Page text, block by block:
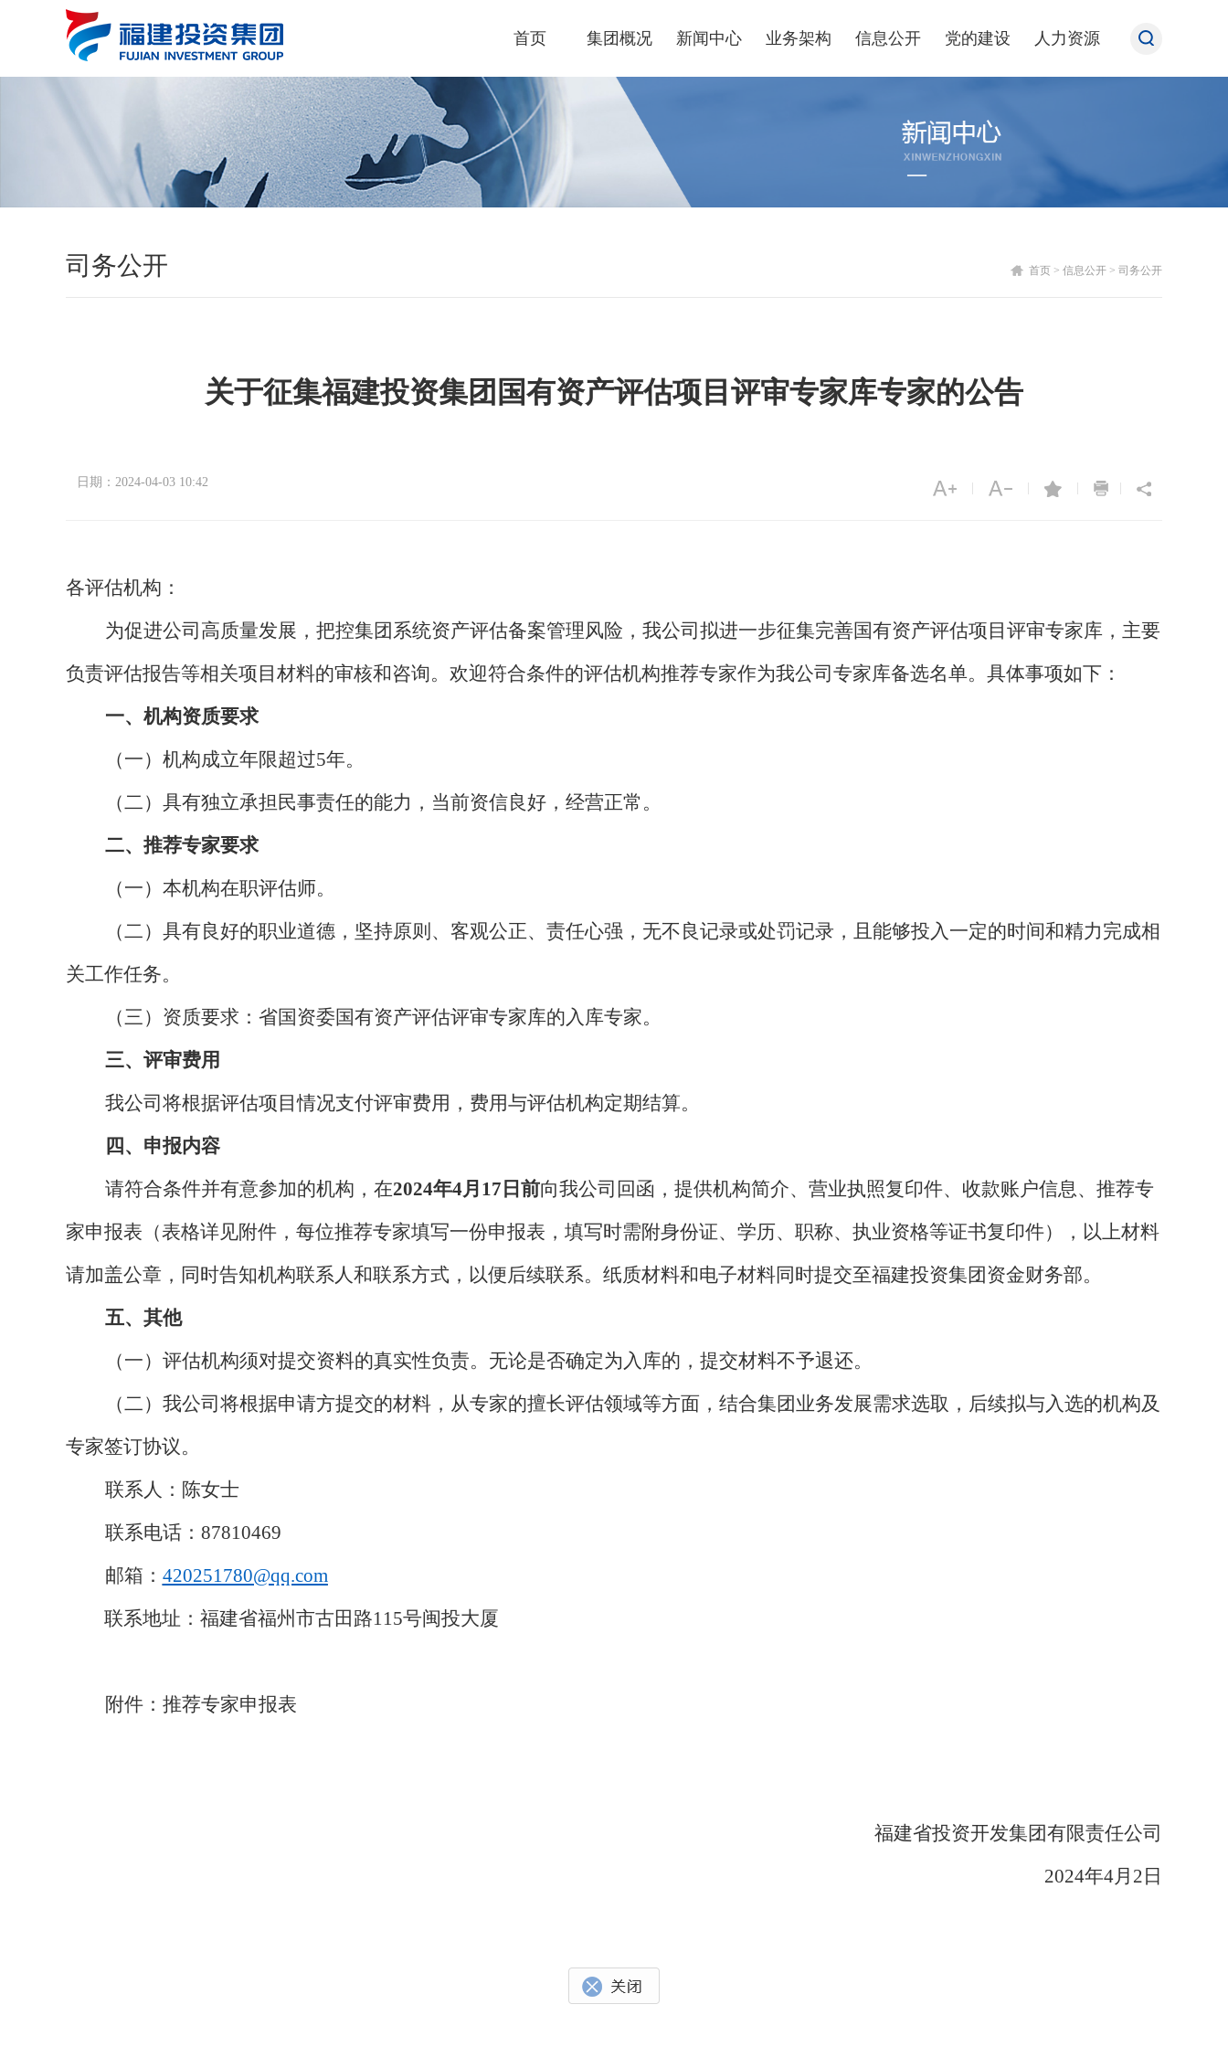
首页 集团概况 新闻中心 业务架构 信息公开 党的建设 人力资源
司务公开 首页 > 信息公开 > 司务公开
关于征集福建投资集团国有资产评估项目评审专家库专家的公告
日期：2024-04-03 10:42
各评估机构：
为促进公司高质量发展，把控集团系统资产评估备案管理风险，我公司拟进一步征集完善国有资产评估项目评审专家库，主要
负责评估报告等相关项目材料的审核和咨询。欢迎符合条件的评估机构推荐专家作为我公司专家库备选名单。具体事项如下：
一、机构资质要求
（一）机构成立年限超过5年。
（二）具有独立承担民事责任的能力，当前资信良好，经营正常。
二、推荐专家要求
（一）本机构在职评估师。
（二）具有良好的职业道德，坚持原则、客观公正、责任心强 ，无不良记录或处罚记录，
且能够投入一定的时间和精力完成相
关工作任务。
（三）资质要求：省国资委国有资产评估评审专家库的入库专家。
三、评审费用
我公司将根据评估项目情况支付评审费用，费用与评估机构定期结算。
四、申报内容
请符合条件并有意参加的机构，在2024年4月 17 日前向我公司回函，提供机构简介、营业执照复印件、收款账户信息、推荐专
家申报表（表格详见附件，每位推荐专家填写一份申报表，填写时需附身份证、学历、职称、执业资格等证书复印件），以上材料
请加盖公章，同时告知机构联系人和联系方式，以便后续联系。纸质材料和电子材料同时提交至福建投资集团资金财务部。
五、其他
（一）评估机构须对提交资料的真实性负责。无论是否确定为入库的，提交材料不予退还。
（二）我公司将根据申请方提交的材料，从专家的擅长评估领域等方面，结合集团业务发展需求选取，后续拟与入选的机构及
专家签订协议。
联系人：陈女士
联系电话： 87810469
邮箱： 420251780@qq.com
联系地址：福建省福州市古田路115号闽投大厦
附件：推荐专家申报表
福建省投资开发集团有限责任公司
2024年4月 2 日